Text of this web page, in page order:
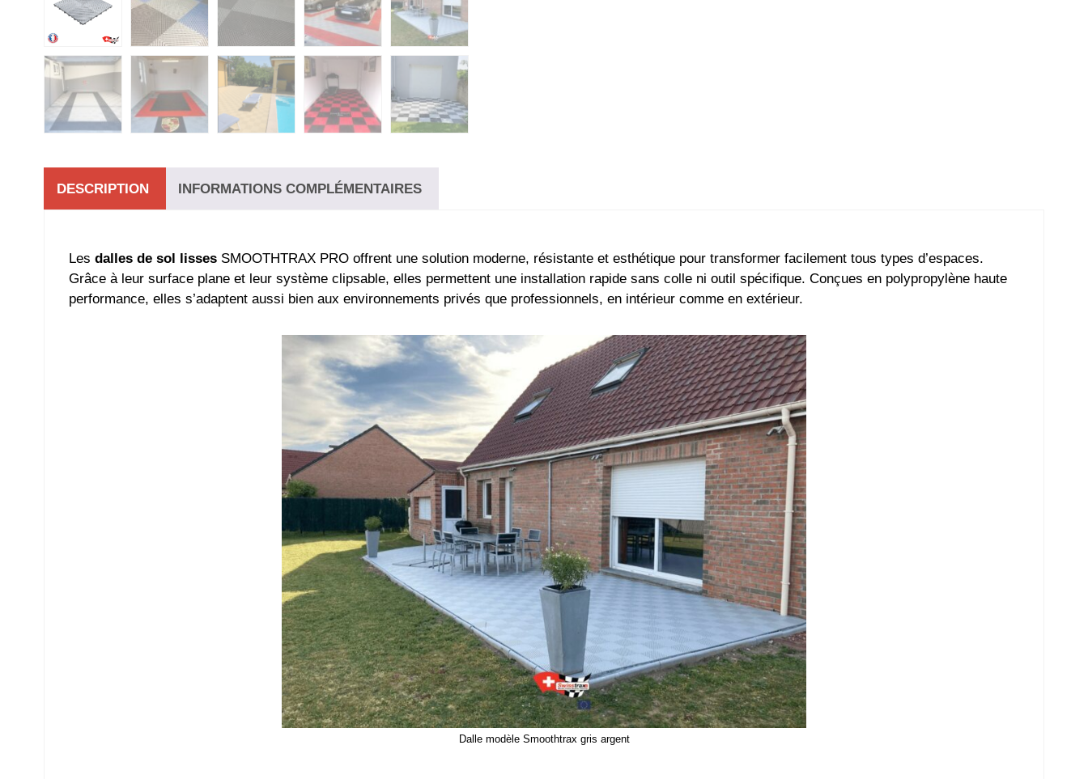
DESCRIPTION INFORMATIONS COMPLÉMENTAIRES
Les dalles de sol lissesSMOOTHTRAX PRO offrent une solution moderne, résistante et esthétique pour transformer facilement tous types d’espaces.
Grâce à leur surface plane et leur système clipsable, elles permettent une installation rapide sans colle ni outil spécifique. Conçues en polypropylène haute
performance, elles s’adaptent aussi bien aux environnements privés que professionnels, en intérieur comme en extérieur.
Dalle modèle Smoothtrax gris argent